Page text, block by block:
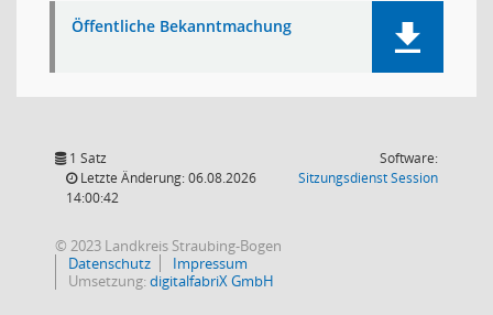
Öffentliche Bekanntmachung
1 Satz
Letzte Änderung: 06.08.2026
14:00:42
Software:
SitzungsdienstSession(Wird in
© 2023 Landkreis Straubing-Bogen
Datenschutz
Impressum
Umsetzung:digitalfabriX GmbH